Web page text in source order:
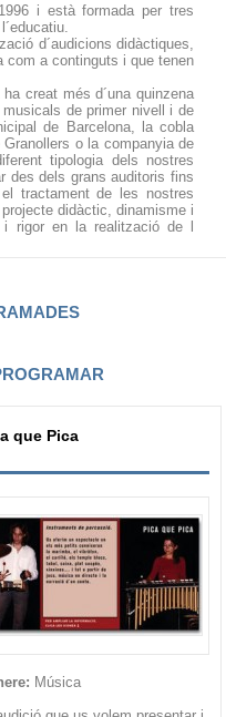
i està formada per tres
d´audicions didàctiques,
a continguts i que tenen
creat més d´una quinzena
de primer nivell i de
de Barcelona, la cobla
o la companyia de
tipologia dels nostres
des dels grans auditoris fins
tractament de les nostres
didàctic, dinamisme i
rigor en la realització de l
que Pica
Música